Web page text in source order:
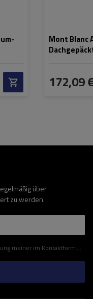
Mont Blanc
172,09
über
zu werden.
der Verordnung (EU) des Europäischen Parlaments und des Rates zu.